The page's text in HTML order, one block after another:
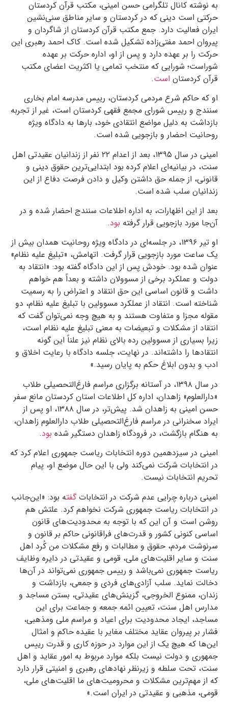
به نوشته کانال تلگرامی حسن امینی، مکتب قرآن کردستان
حرکتی است دینی که در کردستان و سایر مناطق سنی‌نشین
ایران فعالیت دارد. جمع مکتب قرآن کردستان از شاگردان و
پیروان احمد مفتی‌زاده تشکیل شده است. کاک احمد رهبری این
حرکت را بر عهده دارد و پس از او، اداره‌ حرکت بر عهده‌
شوراست؛ شورایی که منتخب تمامی یا اکثریت اعضای مکتب
قرآن کردستان است.
او که حاکم شرع مردمی کردستان، رییس مدرسه‌ امام بخاری
سنندج و رییس شورای مجمع فقهی کردستان است، غیر از تجربه
بازداشت به دلیل مواضع انتقادی خود، بارها به دادگاه ویژه
روحانیت احضار و بازجویی شده است.
امینی در سال ۱۳۹۵، بعد از اعدام ۲۲ نفر از زندانیان عقیدتی اهل
سنت، در بیانیه‌ای اعلام کرده بود ابتدایی‌ترین حقوق دینی و
قانونی، از جمله حق داشتن وکیل و دادن فرصت دفاع از این
زندانیان سلب شده است.
بعد از این اظهارات، به اداره اطلاعات سنندج احضار شده و در
آ‌ن‌جا مورد بازجویی قرار گرفته بود.
او تیر ۱۳۹۶، در جلسه‌ای در دادگاه ویژه روحانیت همدان بیش از
یک ساعت مورد بازجویی قرار گرفت. اتهامش، «تبلیغ علیه نظام»
عنوان شده بود. خودش پس از این دادگاه گفته بود: «انتقاد به
دولت و عملکرد برخی از مسوولان داشته و بعداً هم خواهم
داشت و قانون اساسی این حق انتقاد و اعتراض را به رسمیت
شناخته است. انتقاد از عملکرد مسوولین با تبلیغ علیه نظام، دو
مقولە مجزا و متفاوت هستند و به هیچ وجه نمی‌توان گفت که
انتقاد از مشکلات و تبعیضات به معنی تبلیغ علیه نظام است،
زیرا بسیاری از مسوولین رده بالای نظام نیز علناً این گونە
انتقادها را داشتەاند. در نهایت، جلسە دادگاه با رعایت اخلاق و
ادب و بدون ابلاغ حکم به پایان رسید.»
در سال ۱۳۹۸، در آستانه‌ برگزاری مراسم فارغ‌التحصیلی طلاب
«دارالعلوم» زاهدان، اداره‌ کل اطلاعات استان کردستان مانع سفر
حسن امینی به زاهدان شد. پیش‌تر، در سال ۱۳۸۸، او پس از
ایراد سخنرانی در مراسم فارغ‌التحصیلی طلاب دارالعلوم زاهدان،
به هنگام بازگشت، در فرودگاه زاهدان دستگیر شده بود.
امینی در سیزدهمین دوره انتخابات ریاست جمهوری اعلام کرد که
در انتخابات شرکت نمی‌کند ولی با این حال موضع او، پیام
تحریم انتخابات نیست.
امینی درباره چرایی عدم شرکت در انتخاباتگفته بود: «این‌جانب
در انتخابات ریاست جمهوری شرکت نخواهم کرد. علتش هم
روشن است و آن این که با توجه به محدودیت‌های قانون
اساسی کنونی کشور و قدرت‌های فراقانونی حاکم بر قانون و
سرنوشت مردم، حقوق و مطالبات و رفع مشکلات من کُرد اهل
سنت و سایر اقلیت‌های ملی، قومی و عقیدتی در دایره‌ وظایف
ریاست جمهوری نمی‌باشد و رییس جمهوری نمی‌تواند در آن‌ها
دخالت نماید. سلب آزادی‌های فردی و جمعی، بازداشت و
زندان، ممنوع الخروجی، گزینش‌های عقیدتی، بستن مساجد و
مدارس اهل سنت، تعیین ائمه‌ جمعه و جماعت برای این
مساجد، ایجاد محدودیت برای اعیاد و مراسم ملی ومذهبی،
فشار بر پیروان عقاید مختلف مغایر با عقیده‌ حاکم و امثال
این‌ها که هیچ یک از این موارد در حوزه‌ کاری و قدرت رییس
جمهوری و دولت نیست بلکه موارد مربوط به امور عقاید و اهل
سنت، تحت سلطه و زیرنظر نهادهای رهبری و امنیتی قرار دارد
که از مهم‌ترین مشکلات و محرومیت‌های ما اقلیت‌های ملی،
قومی، مذهبی و عقیدتی در ایران است.»